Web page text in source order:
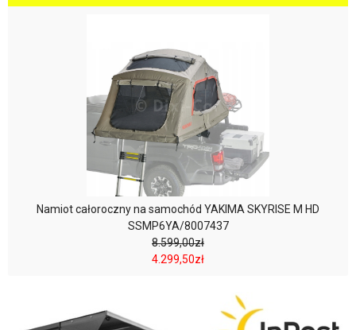
Namiot całoroczny na samochód YAKIMA SKYRISE M HD
SSMP6YA/8007437
8.599,00zł
4.299,50zł